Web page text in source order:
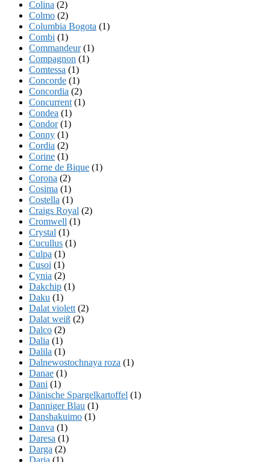
Colina (2)
Colmo (2)
Columbia Bogota (1)
Combi (1)
Commandeur(1)
Compagnon (1)
Comtessa (1)
Concorde (1)
Concordia (2)
Concurrent (1)
Condea (1)
Condor(1)
Conny (1)
Cordia (2)
Corine (1)
Corne de Bique (1)
Corona (2)
Cosima (1)
Costella (1)
Craigs Royal (2)
Cromwell (1)
Crystal (1)
Cucullus (1)
Culpa (1)
Cusoi (1)
Cynia (2)
Dakchip (1)
Daku (1)
Dalat violett (2)
Dalat weiß (2)
Dalco (2)
Dalia (1)
Dalila (1)
Dalnewostochnaya roza (1)
Danae (1)
Dani (1)
Dänische Spargelkartoffel (1)
Danniger Blau (1)
Danshakuimo (1)
Danva (1)
Daresa (1)
Darga (2)
Daria (1)